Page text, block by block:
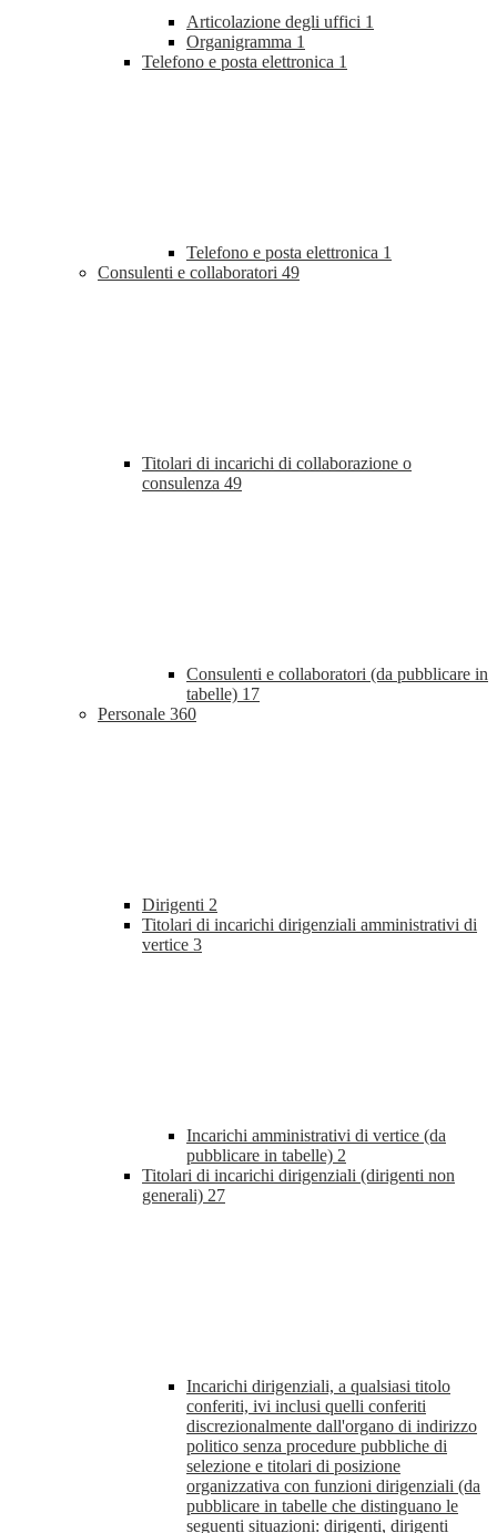
Articolazione degli uffici 1
Organigramma 1
Telefono e posta elettronica 1
Telefono e posta elettronica 1
Consulenti e collaboratori 49
Titolari di incarichi di collaborazione o
consulenza 49
Consulenti e collaboratori (da pubblicare in
tabelle) 17
Personale 360
Dirigenti 2
Titolari di incarichi dirigenziali amministrativi di
vertice 3
Incarichi amministrativi di vertice (da
pubblicare in tabelle) 2
Titolari di incarichi dirigenziali (dirigenti non
generali) 27
Incarichi dirigenziali, a qualsiasi titolo
conferiti, ivi inclusi quelli conferiti
discrezionalmente dall'organo di indirizzo
politico senza procedure pubbliche di
selezione e titolari di posizione
organizzativa con funzioni dirigenziali (da
pubblicare in tabelle che distinguano le
seguenti situazioni: dirigenti, dirigenti